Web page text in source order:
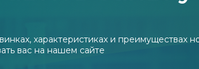
характеристиках и преимуществах
вас на нашем сайте